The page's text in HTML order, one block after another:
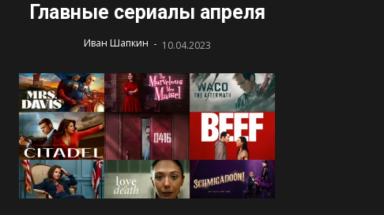
Главные сериалы апреля
Иван Шапкин - 10.04.2023